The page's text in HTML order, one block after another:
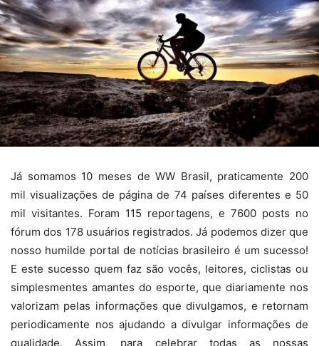
Já somamos 10 meses de WW Brasil, praticamente 200
mil visualizações de página de 74 países diferentes e 50
mil visitantes. Foram 115 reportagens, e 7600 posts no
fórum dos 178 usuários registrados. Já podemos dizer que
nosso humilde portal de notícias brasileiro é um sucesso!
E este sucesso quem faz são vocês, leitores, ciclistas ou
simplesmentes amantes do esporte, que diariamente nos
valorizam pelas informações que divulgamos, e retornam
periodicamente nos ajudando a divulgar informações de
qualidade. Assim, para celebrar todas as nossas